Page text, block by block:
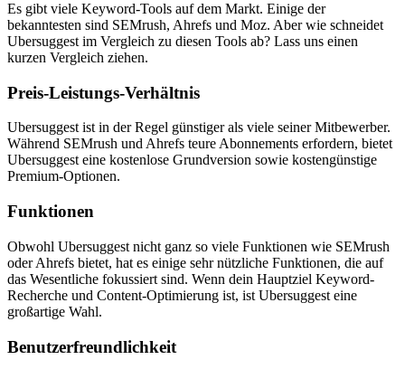
Es gibt viele Keyword-Tools auf dem Markt. Einige der
bekanntesten sind SEMrush, Ahrefs und Moz. Aber wie schneidet
Ubersuggest im Vergleich zu diesen Tools ab? Lass uns einen
kurzen Vergleich ziehen.
Preis-Leistungs-Verhältnis
Ubersuggest ist in der Regel günstiger als viele seiner Mitbewerber.
Während SEMrush und Ahrefs teure Abonnements erfordern, bietet
Ubersuggest eine kostenlose Grundversion sowie kostengünstige
Premium-Optionen.
Funktionen
Obwohl Ubersuggest nicht ganz so viele Funktionen wie SEMrush
oder Ahrefs bietet, hat es einige sehr nützliche Funktionen, die auf
das Wesentliche fokussiert sind. Wenn dein Hauptziel Keyword-
Recherche und Content-Optimierung ist, ist Ubersuggest eine
großartige Wahl.
Benutzerfreundlichkeit